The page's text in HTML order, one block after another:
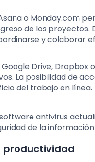
o Monday.com
de los proyectos.
y colaborar
Drive, Dropbox
La posibilidad de
del trabajo en línea.
antivirus
de la
productividad